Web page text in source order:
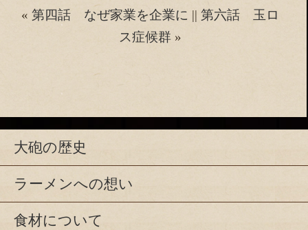
« 第四話 なぜ家業を企業に || 第六話 玉ロ
ス症候群»
大砲の歴史
ラーメンへの想い
食材について